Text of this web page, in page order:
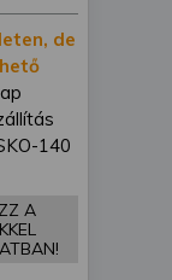
de
140
A
és
de